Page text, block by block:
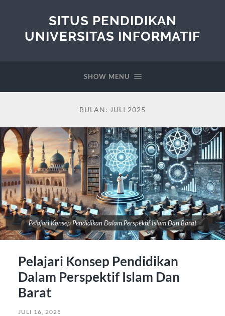
SITUS PENDIDIKAN
UNIVERSITAS INFORMATIF
SHOW MENU
BULAN: JULI 2025
Pelajari Konsep Pendidikan Dalam Perspektif Islam Dan Barat
Pelajari Konsep Pendidikan
Dalam Perspektif Islam Dan
Barat
JULI 16, 2025